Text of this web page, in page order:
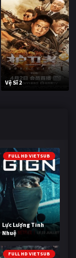
Vệ Sĩ 2
FULL HD VIETSUB
Lực Lượng Tinh
Nhuệ
FULL HD VIETSUB